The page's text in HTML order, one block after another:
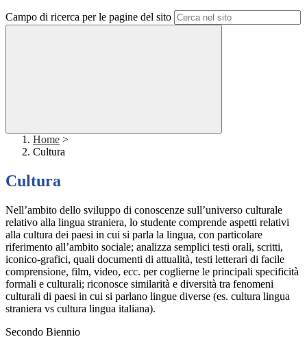
Campo di ricerca per le pagine del sito
Home >
Cultura
Cultura
Nell’ambito dello sviluppo di conoscenze sull’universo culturale
relativo alla lingua straniera, lo studente comprende aspetti relativi
alla cultura dei paesi in cui si parla la lingua, con particolare
riferimento all’ambito sociale; analizza semplici testi orali, scritti,
iconico-grafici, quali documenti di attualità, testi letterari di facile
comprensione, film, video, ecc. per coglierne le principali specificità
formali e culturali; riconosce similarità e diversità tra fenomeni
culturali di paesi in cui si parlano lingue diverse (es. cultura lingua
straniera vs cultura lingua italiana).
Secondo Biennio